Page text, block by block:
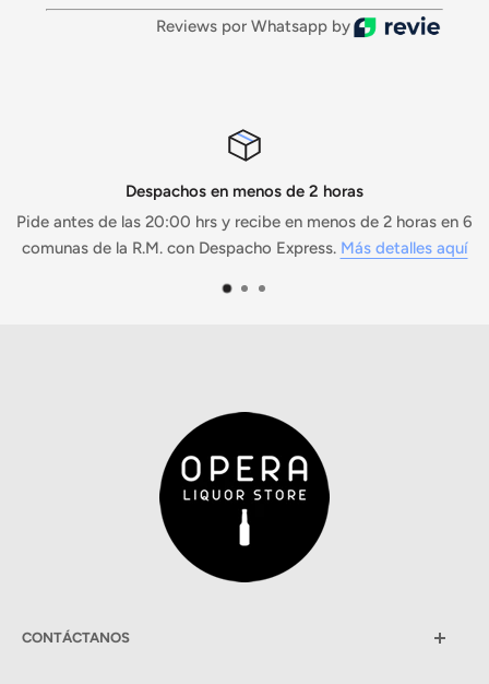
Reviews por Whatsapp by
Despachos en menos de 2 horas
20:00 hrs y recibe en menos de 2 horas en 6
R.M. con Despacho Express.Más detalles aquí
CONTÁCTANOS